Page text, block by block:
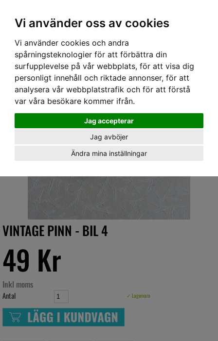
Vi använder oss av cookies
Vi använder cookies och andra
spårningsteknologier för att förbättra din
surfupplevelse på vår webbplats, för att visa dig
personligt innehåll och riktade annonser, för att
analysera vår webbplatstrafik och för att förstå
var våra besökare kommer ifrån.
Jag accepterar
Jag avböjer
Ändra mina inställningar
Hem› ACCESSOARER ›BROSCH› VINTAGE PINN - BIL 4
VINTAGE PINN - BIL 4
49 Kr
Inkl moms
Antal ✓ Lagervara